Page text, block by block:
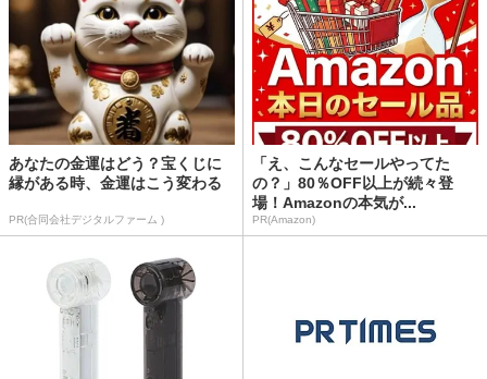
あなたの金運はどう？宝くじに
縁がある時、金運はこう変わる
PR(合同会社デジタルファーム )
「え、こんなセールやってた
の？」80％OFF以上が続々登
場！Amazonの本気が...
PR(Amazon)